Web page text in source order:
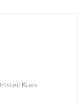
Kues